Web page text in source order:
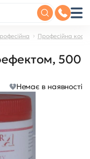
Професійна
500
Немає в наявності